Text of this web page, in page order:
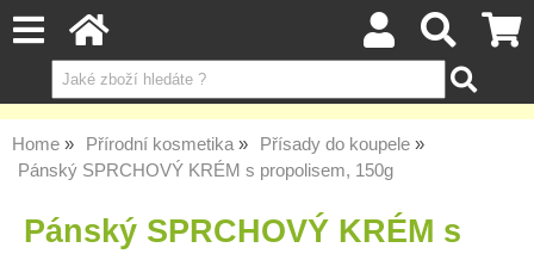
Home Přírodní kosmetika
Přísady do koupele
Pánský SPRCHOVÝ KRÉM s propolisem, 150g
Pánský SPRCHOVÝ KRÉM s